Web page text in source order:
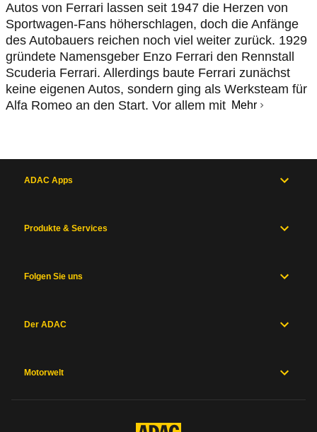
Autos von Ferrari lassen seit 1947 die Herzen von
Sportwagen-Fans höherschlagen, doch die Anfänge
des Autobauers reichen noch viel weiter zurück. 1929
gründete Namensgeber Enzo Ferrari den Rennstall
Scuderia Ferrari. Allerdings baute Ferrari zunächst
keine eigenen Autos, sondern ging als Werksteam für
Alfa Romeo an den Start. Vor allem mit Mehr
ADAC Apps
Produkte & Services
Folgen Sie uns
Der ADAC
Motorwelt